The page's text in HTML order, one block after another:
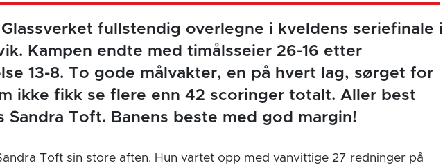
fullstendig overlegne i kveldens seriefinale i
Kampen endte med timålsseier 26-16 etter
13-8. To gode målvakter, en på hvert lag, sørget for
ikke fikk se flere enn 42 scoringer totalt. Aller best
Sandra Toft. Banens beste med god margin!
Toft sin store aften. Hun vartet opp med vanvittige 27 redninger på